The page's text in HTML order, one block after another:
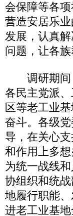
会保障等各
营造安居乐
发展，认真
问题，让各
调研期间，
各民主党派
区等老工业
奋斗。各级
导，在关心
和作用上多
为统一战线
协组织和统
地履行职能
进老工业基地